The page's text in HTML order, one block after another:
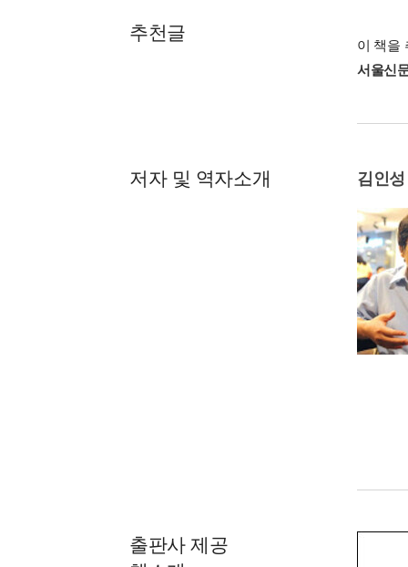
추천글
이 책을
서울신
저자 및 역자소개 김인성
출판사 제공